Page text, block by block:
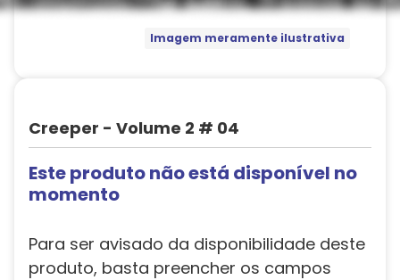
Imagem meramente ilustrativa
Creeper - Volume 2 # 04
Este produto não está disponível no
momento
Para ser avisado da disponibilidade deste
produto, basta preencher os campos